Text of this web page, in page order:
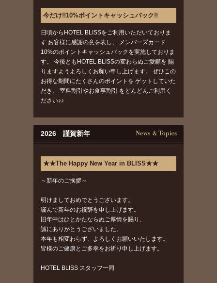
今だけ!!10%ポイントキャッシュバック!!
日頃からHOTEL BLISSをご利用いただいておりま
す お客様に感謝の意を表し、 メンバーズカード
10%のポイントキャッシュバックを実施しておりま
す。 今後ともHOTEL BLISSの変わらぬご愛顧を 賜
りますようよろしくお願い申し上げます。 ぜひこの
お得な期間にたくさんのポイントを ゲットしていた
だき、 室料割引やお食事割引 をどんどんご利用く
ださい♪♪
2026 謹賀新年
★★The Happy New Year in BLISS★★
～新年のご挨拶～
明けましておめでとうございます。
謹んで新年のお祝辞を申し上げます。
旧年中はひとかたならぬご厚情を賜り、
誠にありがとうございました。
本年も相変わらず、よろしくお願いいたします。
皆様のご健康とご多幸をお祈り申し上げます。
HOTEL BLISS スタッフ一同